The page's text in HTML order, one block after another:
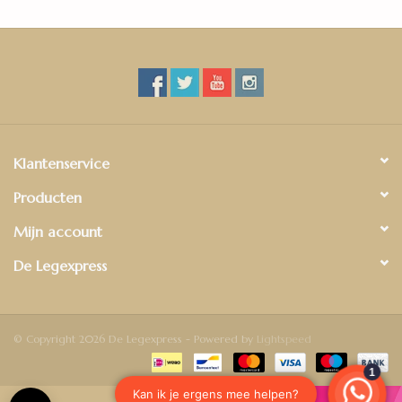
Klantenservice
Producten
Mijn account
De Legexpress
© Copyright 2026 De Legexpress - Powered by Lightspeed